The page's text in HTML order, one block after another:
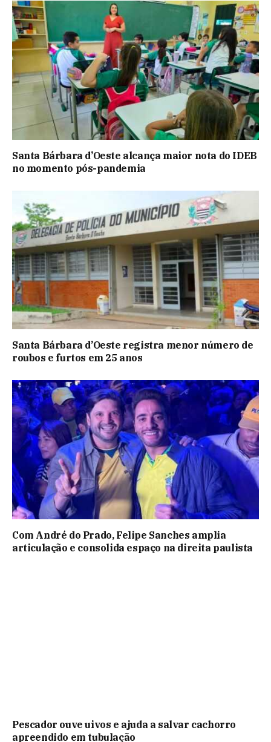
Santa Bárbara d’Oeste alcança maior nota do IDEB
no momento pós-pandemia
Santa Bárbara d’Oeste registra menor número de
roubos e furtos em 25 anos
Com André do Prado, Felipe Sanches amplia
articulação e consolida espaço na direita paulista
Pescador ouve uivos e ajuda a salvar cachorro
apreendido em tubulação